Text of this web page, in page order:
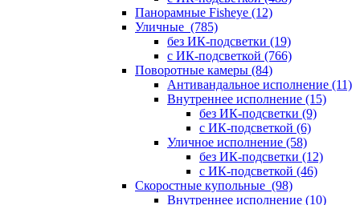
Панорамные Fisheye (12)
Уличные (785)
без ИК-подсветки (19)
с ИК-подсветкой (766)
Поворотные камеры (84)
Антивандальное исполнение (11)
Внутреннее исполнение (15)
без ИК-подсветки (9)
с ИК-подсветкой (6)
Уличное исполнение (58)
без ИК-подсветки (12)
с ИК-подсветкой (46)
Скоростные купольные (98)
Внутреннее исполнение (10)